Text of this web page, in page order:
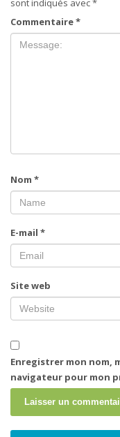
sont indiqués avec*
Commentaire*
Nom *
E-mail *
Site web
Enregistrer mon nom,
navigateur pour mon